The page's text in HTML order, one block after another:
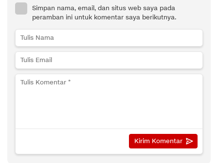
Simpan nama, email, dan situs web saya pada
peramban ini untuk komentar saya berikutnya.